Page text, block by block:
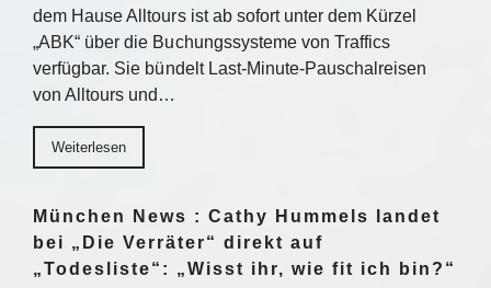
dem Hause Alltours ist ab sofort unter dem Kürzel
„ABK“ über die Buchungssysteme von Traffics
verfügbar. Sie bündelt Last-Minute-Pauschalreisen
von Alltours und…
Weiterlesen
München News : Cathy Hummels landet
bei „Die Verräter“ direkt auf
„Todesliste“: „Wisst ihr, wie fit ich bin?“